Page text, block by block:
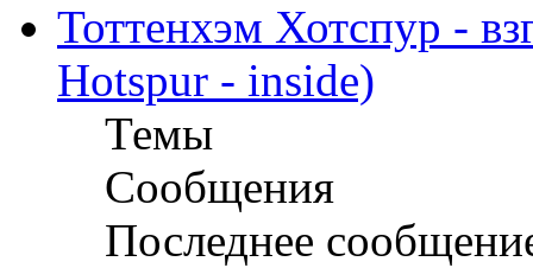
Тоттенхэм Хотспур -
Hotspur - inside)
Темы
Сообщения
Последнее